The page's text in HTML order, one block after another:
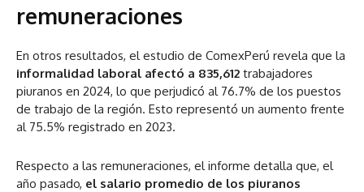
remuneraciones
En otros resultados, el estudio de ComexPerú revela que la
informalidad laboral afectó a 835,612 trabajadores
piuranos en 2024, lo que perjudicó al 76.7% de los puestos
de trabajo de la región. Esto representó un aumento frente
al 75.5% registrado en 2023.
Respecto a las remuneraciones, el informe detalla que, el
año pasado, el salario promedio de los piuranos